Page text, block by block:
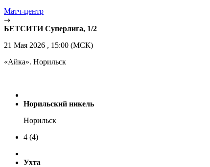
Матч-центр
БЕТСИТИ Суперлига, 1/2
21 Мая 2026 , 15:00 (МСК)
«Айка». Норильск
Норильский никель
Норильск
4 (4)
Ухта